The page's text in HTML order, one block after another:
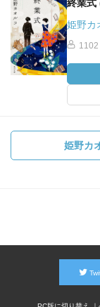
終業式
姫野カ
1102
姫野カ